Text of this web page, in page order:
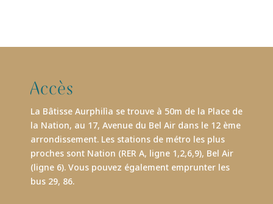
Accès
La Bâtisse Aurphilìa se trouve à 50m de la Place de
la Nation, au 17, Avenue du Bel Air dans le 12 ème
arrondissement. Les stations de métro les plus
proches sont Nation (RER A, ligne 1,2,6,9), Bel Air
(ligne 6). Vous pouvez également emprunter les
bus 29, 86.